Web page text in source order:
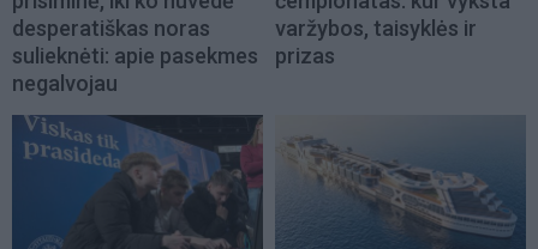
desperatiškas noras
sulieknėti: apie pasekmes
negalvojau
varžybos, taisyklės ir
prizas